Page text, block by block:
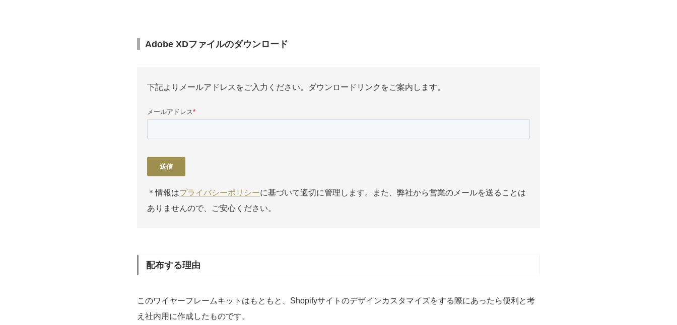
Adobe XDファイルのダウンロード
下記よりメールアドレスをご入力ください。ダウンロードリンクをご案内します。
＊情報はプライバシーポリシーに基づいて適切に管理します。また、弊社から営業のメールを送ることは
ありませんので、ご安心ください。
配布する理由
このワイヤーフレームキットはもともと、Shopifyサイトのデザインカスタマイズをする際にあったら便利と考
え社内用に作成したものです。